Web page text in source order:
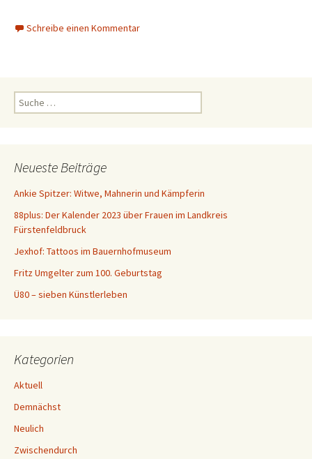
Schreibe einen Kommentar
u
n
c
h
:
Neueste Beiträge
Ankie Spitzer: Witwe, Mahnerin und Kämpferin
88plus: Der Kalender 2023 über Frauen im Landkreis
Fürstenfeldbruck
Jexhof: Tattoos im Bauernhofmuseum
Fritz Umgelter zum 100. Geburtstag
Ü80 – sieben Künstlerleben
Kategorien
Aktuell
Demnächst
Neulich
Zwischendurch